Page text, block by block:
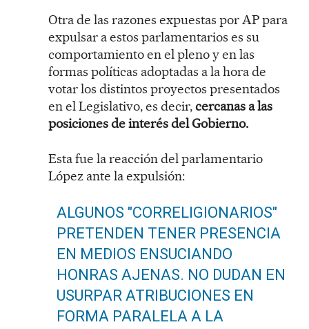
Otra de las razones expuestas por AP para
expulsar a estos parlamentarios es su
comportamiento en el pleno y en las
formas políticas adoptadas a la hora de
votar los distintos proyectos presentados
en el Legislativo, es decir,cercanas a las
posiciones de interés del Gobierno.
Esta fue la reacción del parlamentario
López ante la expulsión:
ALGUNOS "CORRELIGIONARIOS"
PRETENDEN TENER PRESENCIA
EN MEDIOS ENSUCIANDO
HONRAS AJENAS. NO DUDAN EN
USURPAR ATRIBUCIONES EN
FORMA PARALELA A LA